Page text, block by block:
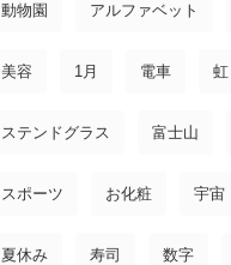
動物園 アルファベット
美容 1月 電車 虹
ステンドグラス 富士山
スポーツ お化粧 宇宙
夏休み 寿司 数字